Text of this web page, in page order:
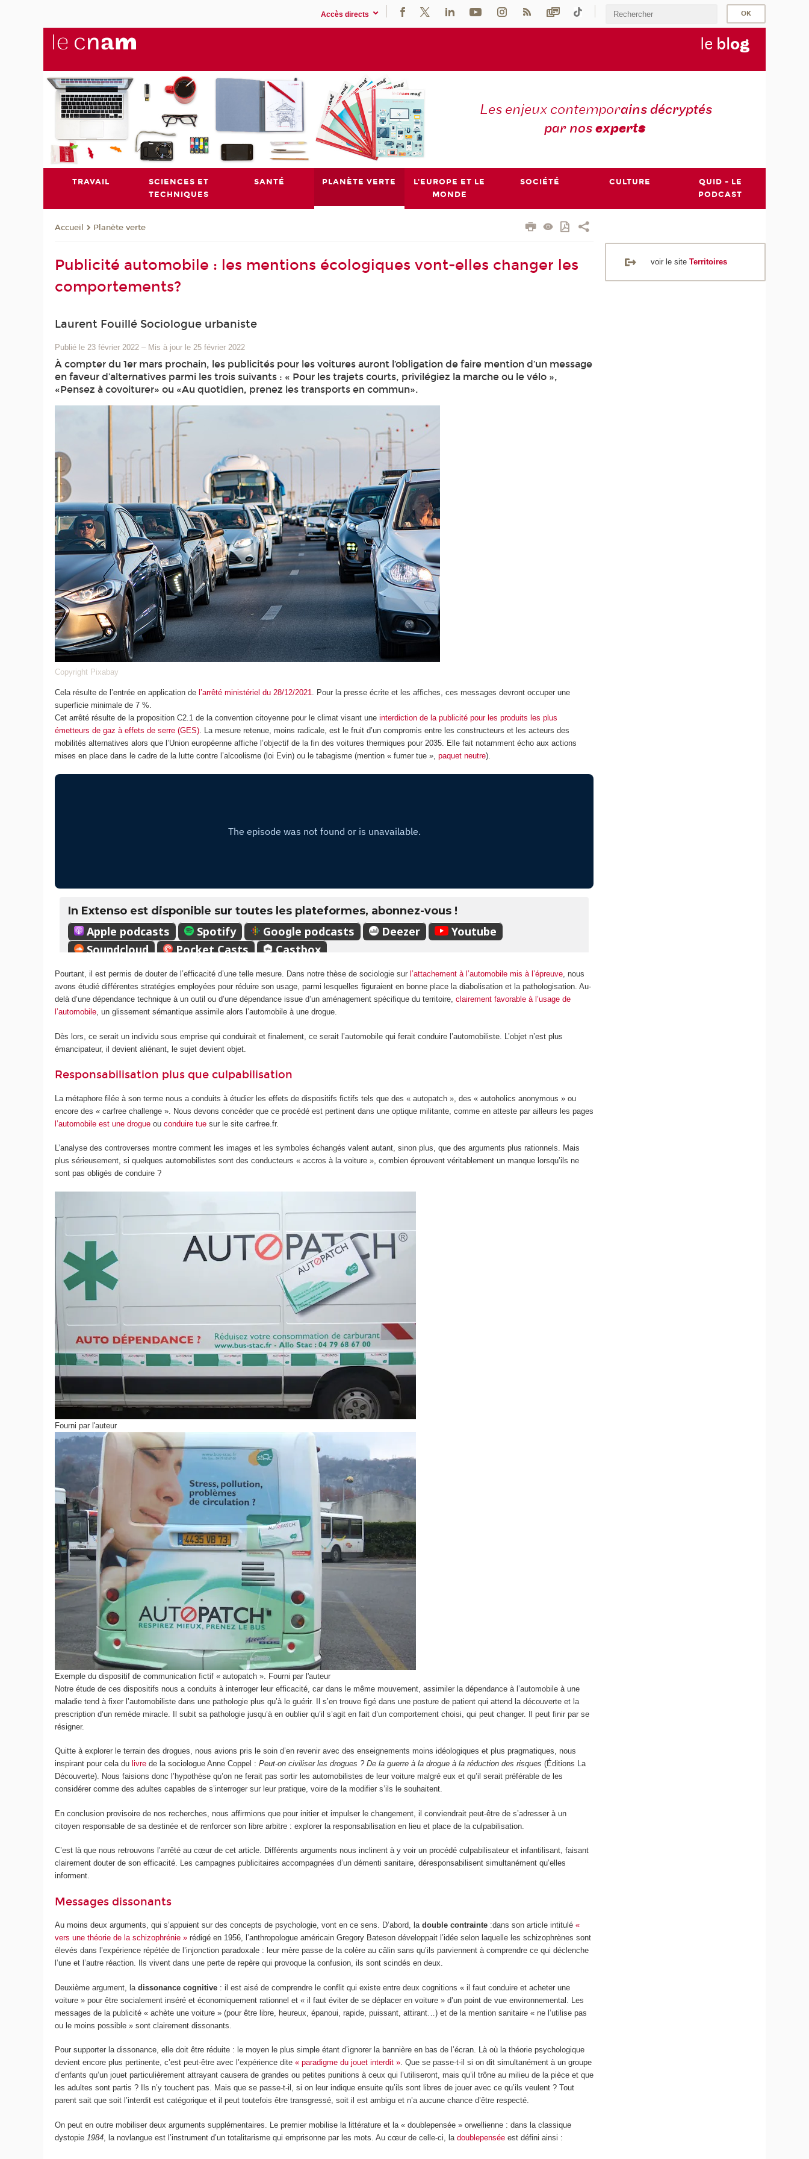
Accès directs
le blog
Les enjeux contemporains décryptés
par nosexperts
TRAVAIL
SCIENCES ET
TECHNIQUES
SANTÉ PLANÈTE VERTE
L'EUROPE ET LE
MONDE
SOCIÉTÉ CULTURE
QUID - LE
PODCAST
Accueil Planète verte
Publicité automobile : les mentions écologiques vont-elles changer les
comportements?
Laurent Fouillé Sociologue urbaniste
Publié le 23 février 2022 – Mis à jour le 25 février 2022
À compter du 1er mars prochain, les publicités pour les voitures auront l’obligation de faire mention d’un message
en faveur d’alternatives parmi les trois suivants : « Pour les trajets courts, privilégiez la marche ou le vélo »,
«Pensez à covoiturer» ou «Au quotidien, prenez les transports en commun».
Copyright Pixabay
Cela résulte de l’entrée en application de l’arrêté ministériel du 28/12/2021. Pour la presse écrite et les affiches, ces messages devront occuper une
superficie minimale de 7 %.
Cet arrêté résulte de la proposition C2.1 de la convention citoyenne pour le climat visant uneinterdiction de la publicité pour les produits les plus
émetteurs de gaz à effets de serre (GES). La mesure retenue, moins radicale, est le fruit d’un compromis entre les constructeurs et les acteurs des
mobilités alternatives alors que l’Union européenne affiche l’objectif de la fin des voitures thermiques pour 2035. Elle fait notamment écho aux actions
mises en place dans le cadre de la lutte contre l’alcoolisme (loi Evin) ou le tabagisme (mention « fumer tue »,paquet neutre).
Pourtant, il est permis de douter de l’efficacité d’une telle mesure. Dans notre thèse de sociologie sur l’attachement à l’automobile mis à l’épreuve, nous
avons étudié différentes stratégies employées pour réduire son usage, parmi lesquelles figuraient en bonne place la diabolisation et la pathologisation. Au-
delà d’une dépendance technique à un outil ou d’une dépendance issue d’un aménagement spécifique du territoire,clairement favorable à l’usage de
l’automobile, un glissement sémantique assimile alors l’automobile à une drogue.
Dès lors, ce serait un individu sous emprise qui conduirait et finalement, ce serait l’automobile qui ferait conduire l’automobiliste. L’objet n’est plus
émancipateur, il devient aliénant, le sujet devient objet.
Responsabilisation plus que culpabilisation
La métaphore filée à son terme nous a conduits à étudier les effets de dispositifs fictifs tels que des « autopatch », des « autoholics anonymous » ou
encore des « carfree challenge ». Nous devons concéder que ce procédé est pertinent dans une optique militante, comme en atteste par ailleurs les pages
l’automobile est une drogue ouconduire tue sur le site carfree.fr.
L’analyse des controverses montre comment les images et les symboles échangés valent autant, sinon plus, que des arguments plus rationnels. Mais
plus sérieusement, si quelques automobilistes sont des conducteurs « accros à la voiture », combien éprouvent véritablement un manque lorsqu’ils ne
sont pas obligés de conduire ?
Fourni par l'auteur
Exemple du dispositif de communication fictif « autopatch ». Fourni par l'auteur
Notre étude de ces dispositifs nous a conduits à interroger leur efficacité, car dans le même mouvement, assimiler la dépendance à l’automobile à une
maladie tend à fixer l’automobiliste dans une pathologie plus qu’à le guérir. Il s’en trouve figé dans une posture de patient qui attend la découverte et la
prescription d’un remède miracle. Il subit sa pathologie jusqu’à en oublier qu’il s’agit en fait d’un comportement choisi, qui peut changer. Il peut finir par se
résigner.
Quitte à explorer le terrain des drogues, nous avions pris le soin d’en revenir avec des enseignements moins idéologiques et plus pragmatiques, nous
inspirant pour cela du livre de la sociologue Anne Coppel :Peut-on civiliser les drogues ? De la guerre à la drogue à la réduction des risques (Éditions La
Découverte). Nous faisions donc l’hypothèse qu’on ne ferait pas sortir les automobilistes de leur voiture malgré eux et qu’il serait préférable de les
considérer comme des adultes capables de s’interroger sur leur pratique, voire de la modifier s’ils le souhaitent.
En conclusion provisoire de nos recherches, nous affirmions que pour initier et impulser le changement, il conviendrait peut-être de s’adresser à un
citoyen responsable de sa destinée et de renforcer son libre arbitre : explorer la responsabilisation en lieu et place de la culpabilisation.
C’est là que nous retrouvons l’arrêté au cœur de cet article. Différents arguments nous inclinent à y voir un procédé culpabilisateur et infantilisant, faisant
clairement douter de son efficacité. Les campagnes publicitaires accompagnées d’un démenti sanitaire, déresponsabilisent simultanément qu’elles
informent.
Messages dissonants
Au moins deux arguments, qui s’appuient sur des concepts de psychologie, vont en ce sens. D’abord, ladouble contrainte :dans son article intitulé«
vers une théorie de la schizophrénie » rédigé en 1956, l’anthropologue américain Gregory Bateson développait l’idée selon laquelle les schizophrènes sont
élevés dans l’expérience répétée de l’injonction paradoxale : leur mère passe de la colère au câlin sans qu’ils parviennent à comprendre ce qui déclenche
l’une et l’autre réaction. Ils vivent dans une perte de repère qui provoque la confusion, ils sont scindés en deux.
Deuxième argument, ladissonance cognitive : il est aisé de comprendre le conflit qui existe entre deux cognitions « il faut conduire et acheter une
voiture » pour être socialement inséré et économiquement rationnel et « il faut éviter de se déplacer en voiture » d’un point de vue environnemental. Les
messages de la publicité « achète une voiture » (pour être libre, heureux, épanoui, rapide, puissant, attirant…) et de la mention sanitaire « ne l’utilise pas
ou le moins possible » sont clairement dissonants.
Pour supporter la dissonance, elle doit être réduite : le moyen le plus simple étant d’ignorer la bannière en bas de l’écran. Là où la théorie psychologique
devient encore plus pertinente, c’est peut-être avec l’expérience dite« paradigme du jouet interdit ». Que se passe-t-il si on dit simultanément à un groupe
d’enfants qu’un jouet particulièrement attrayant causera de grandes ou petites punitions à ceux qui l’utiliseront, mais qu’il trône au milieu de la pièce et que
les adultes sont partis ? Ils n’y touchent pas. Mais que se passe-t-il, si on leur indique ensuite qu’ils sont libres de jouer avec ce qu’ils veulent ? Tout
parent sait que soit l’interdit est catégorique et il peut toutefois être transgressé, soit il est ambigu et n’a aucune chance d’être respecté.
On peut en outre mobiliser deux arguments supplémentaires. Le premier mobilise la littérature et la « doublepensée » orwellienne : dans la classique
dystopie 1984 , la novlangue est l’instrument d’un totalitarisme qui emprisonne par les mots. Au cœur de celle-ci, ladoublepensée est défini ainsi :
voir le site Territoires